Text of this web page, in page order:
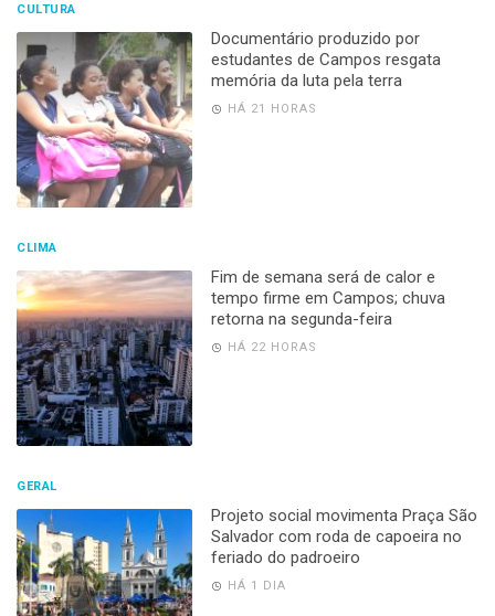
CULTURA
Documentário produzido por
estudantes de Campos resgata
memória da luta pela terra
HÁ 21 HORAS
CLIMA
Fim de semana será de calor e
tempo firme em Campos; chuva
retorna na segunda-feira
HÁ 22 HORAS
GERAL
Projeto social movimenta Praça São
Salvador com roda de capoeira no
feriado do padroeiro
HÁ 1 DIA